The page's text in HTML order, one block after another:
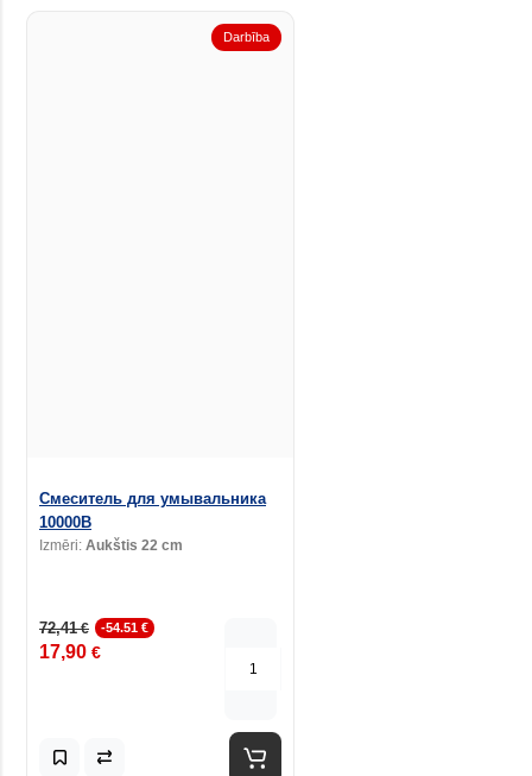
Darbība
Смеситель для умывальника
10000B
Izmēri: Aukštis 22 cm
72,41€ -54.51 €
17,90 €